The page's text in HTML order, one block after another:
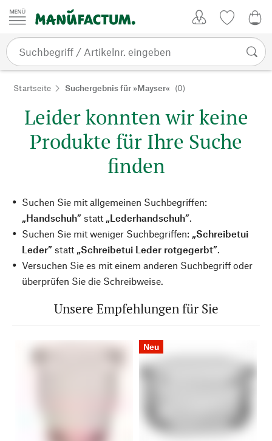
Zum Inhalt springen
Startseite Suchergebnis für »Mayser« (0)
Leider konnten wir keine
Produkte für Ihre Suche
finden
Suchen Sie mit allgemeinen Suchbegriffen:
„Handschuh” statt „Lederhandschuh”.
Suchen Sie mit weniger Suchbegriffen: „Schreibetui
Leder” statt „Schreibetui Leder rotgegerbt”.
Versuchen Sie es mit einem anderen Suchbegriff oder
überprüfen Sie die Schreibweise.
Unsere Empfehlungen für Sie
Neu